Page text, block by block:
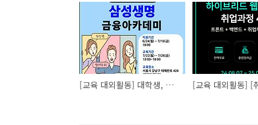
[교육 대외활동] 대학생, 취준생을 위한 금융권 대외활동 삼성금융아카데미 모집